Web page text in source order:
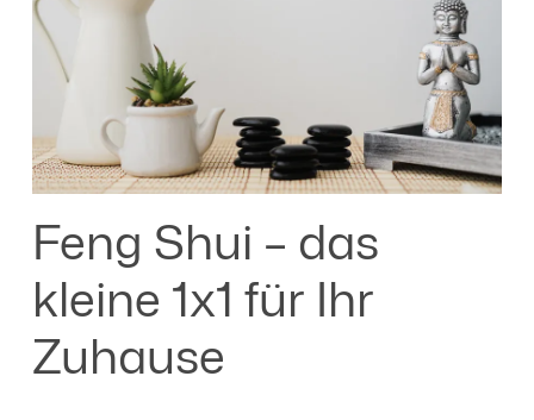
Feng Shui – das
kleine 1x1 für Ihr
Zuhause